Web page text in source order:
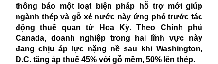
thông báo một loạt biện pháp hỗ trợ mới giúp
ngành thép và gỗ xẻ nước này ứng phó trước tác
động thuế quan từ Hoa Kỳ. Theo Chính phủ
Canada, doanh nghiệp trong hai lĩnh vực này
đang chịu áp lực nặng nề sau khi Washington,
D.C. tăng áp thuế 45% với gỗ mềm, 50% lên thép.